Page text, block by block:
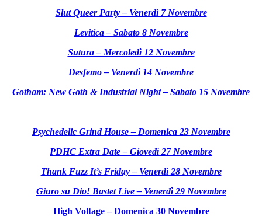
Slut Queer Party – Venerdì 7 Novembre
Levitica – Sabato 8 Novembre
Sutura – Mercoledì 12 Novembre
Desfemo – Venerdì 14 Novembre
Gotham: New Goth & Industrial Night – Sabato 15 Novembre
Psychedelic Grind House – Domenica 23 Novembre
PDHC Extra Date – Giovedì 27 Novembre
Thank Fuzz It’s Friday – Venerdì 28 Novembre
Giuro su Dio! Bastet Live – Venerdì 29 Novembre
High Voltage – Domenica 30 Novembre